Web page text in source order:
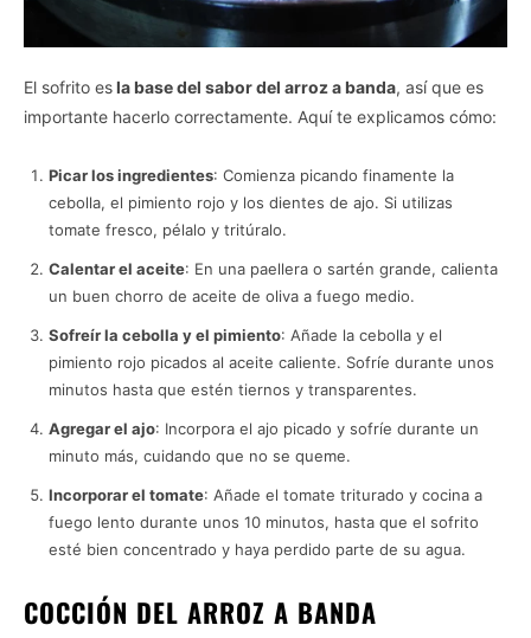
El sofrito esla base del sabor del arroz a banda, así que es
importante hacerlo correctamente. Aquí te explicamos cómo:
Picar los ingredientes: Comienza picando finamente la
cebolla, el pimiento rojo y los dientes de ajo. Si utilizas
tomate fresco, pélalo y tritúralo.
Calentar el aceite: En una paellera o sartén grande, calienta
un buen chorro de aceite de oliva a fuego medio.
Sofreír la cebolla y el pimiento: Añade la cebolla y el
pimiento rojo picados al aceite caliente. Sofríe durante unos
minutos hasta que estén tiernos y transparentes.
Agregar el ajo: Incorpora el ajo picado y sofríe durante un
minuto más, cuidando que no se queme.
Incorporar el tomate: Añade el tomate triturado y cocina a
fuego lento durante unos 10 minutos, hasta que el sofrito
esté bien concentrado y haya perdido parte de su agua.
COCCIÓN DEL ARROZ A BANDA